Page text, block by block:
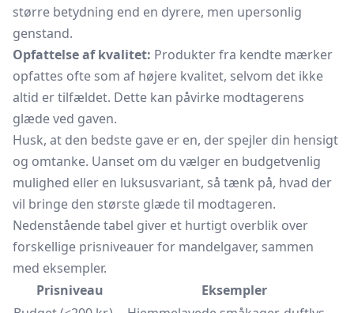
større betydning end en dyrere, men upersonlig
genstand.
Opfattelse af kvalitet: Produkter fra kendte mærker
opfattes ofte som af højere kvalitet, selvom det ikke
altid er tilfældet. Dette kan påvirke modtagerens
glæde ved gaven.
Husk, at den bedste gave er en, der spejler din hensigt
og omtanke. Uanset om du vælger en budgetvenlig
mulighed eller en luksusvariant, så tænk på, hvad der
vil bringe den største glæde til modtageren.
Nedenstående tabel giver et hurtigt overblik over
forskellige prisniveauer for mandelgaver, sammen
med eksempler.
Prisniveau
Eksempler